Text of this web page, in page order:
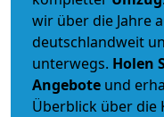
wir über die Jahre
deutschlandweit
unterwegs. Holen
Angebote und
Überblick über die